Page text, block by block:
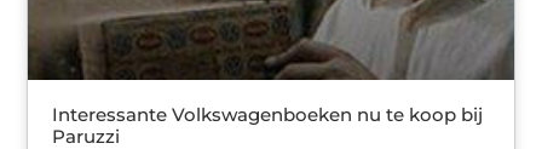
Interessante Volkswagenboeken nu te koop bij
Paruzzi